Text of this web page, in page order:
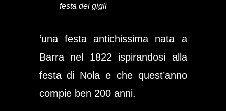
festa dei gigli
‘una festa antichissima nata a
Barra nel 1822 ispirandosi alla
festa di Nola e che quest’anno
compie ben 200 anni.